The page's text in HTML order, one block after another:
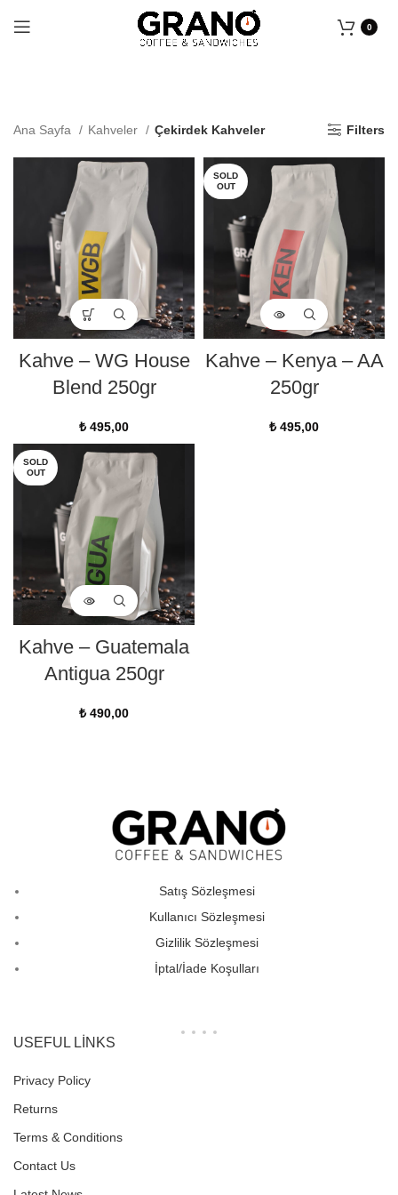
0
Ana Sayfa Kahveler Çekirdek Kahveler Filters
Kahve – WG House
Blend 250gr
₺ 495,00
SOLD
OUT
Kahve – Kenya – AA
250gr
₺ 495,00
SOLD
OUT
Kahve – Guatemala
Antigua 250gr
₺ 490,00
Satış Sözleşmesi
Kullanıcı Sözleşmesi
Gizlilik Sözleşmesi
İptal/İade Koşulları
USEFUL LINKS
Privacy Policy
Returns
Terms & Conditions
Contact Us